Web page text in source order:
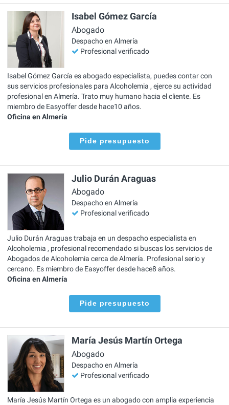
Isabel Gómez García
Abogado
Despacho en Almería
Profesional verificado
Isabel Gómez García es abogado especialista, puedes contar con
sus servicios profesionales para Alcoholemia , ejerce su actividad
profesional en Almería. Trato muy humano hacia el cliente. Es
miembro de Easyoffer desde hace10 años.
Oficina en Almería
Pide presupuesto
Julio Durán Araguas
Abogado
Despacho en Almería
Profesional verificado
Julio Durán Araguas trabaja en un despacho especialista en
Alcoholemia , profesional recomendado si buscas los servicios de
Abogados de Alcoholemia cerca de Almería. Profesional serio y
cercano. Es miembro de Easyoffer desde hace8 años.
Oficina en Almería
Pide presupuesto
María Jesús Martín Ortega
Abogado
Despacho en Almería
Profesional verificado
María Jesús Martín Ortega es un abogado con amplia experiencia